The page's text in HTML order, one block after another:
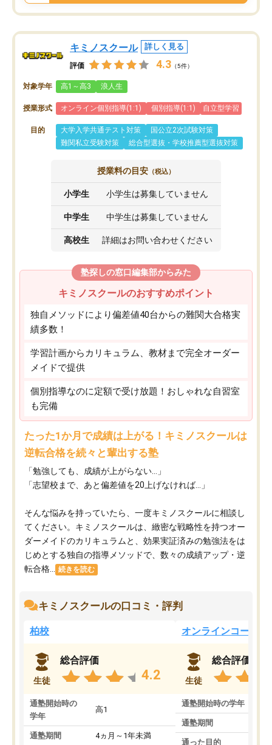
キミノスクール 詳しく見る
評価 4.3 （5件）
対象学年 高1～高3 浪人生
授業形式 オンライン個別指導(1:1) 個別指導(1:1) 自立型学習
目的 大学入学共通テスト対策
国公立2次試験対策
難関私立受験対策
総合型選抜・学校推薦型選抜対策
授業料の目安 （税込）
小学生 小学生は募集していません
中学生 中学生は募集していません
高校生 詳細はお問い合わせください
塾探しの窓口編集部からみた
キミノスクールのおすすめポイント
独自メソッドにより偏差値40台からの難関大合格実
績多数！
学習計画からカリキュラム、教材まで完全オーダー
メイドで提供
個別指導なのに定額で受け放題！おしゃれな自習室
も完備
たった1か月で成績は上がる！キミノスクールは
逆転合格を続々と輩出する塾
「勉強しても、成績が上がらない…」
「志望校まで、あと偏差値を20上げなければ…」
そんな悩みを持っていたら、一度キミノスクールに相談し
てください。キミノスクールは、緻密な戦略性を持つオー
ダーメイドのカリキュラムと、効果実証済みの勉強法をは
じめとする独自の指導メソッドで、数々の成績アップ・逆
転合格...
続きを読む
キミノスクールの口コミ・評判
柏校
生徒
総合評価
4.2
通塾開始時の
学年
高1
通塾期間 4ヵ月～1年未満
オンラインコース
生徒
総合評価
通塾開始時の学年
通塾期間
通った目的